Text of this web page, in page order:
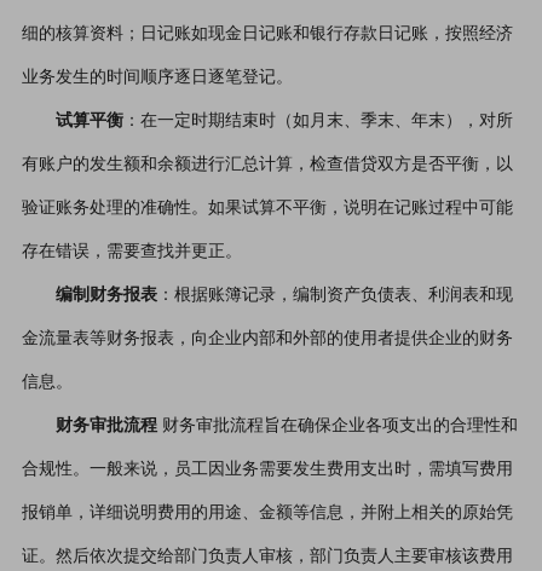
细的核算资料；日记账如现金日记账和银行存款日记账，按照经济
业务发生的时间顺序逐日逐笔登记。
试算平衡：在一定时期结束时（如月末、季末、年末），对所
有账户的发生额和余额进行汇总计算，检查借贷双方是否平衡，以
验证账务处理的准确性。如果试算不平衡，说明在记账过程中可能
存在错误，需要查找并更正。
编制财务报表：根据账簿记录，编制资产负债表、利润表和现
金流量表等财务报表，向企业内部和外部的使用者提供企业的财务
信息。
财务审批流程财务审批流程旨在确保企业各项支出的合理性和
合规性。一般来说，员工因业务需要发生费用支出时，需填写费用
报销单，详细说明费用的用途、金额等信息，并附上相关的原始凭
证。然后依次提交给部门负责人审核，部门负责人主要审核该费用